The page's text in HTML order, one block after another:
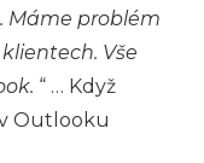
Máme problém
Vše
“ … Když
Outlooku